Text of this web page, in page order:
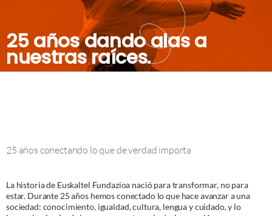
s
o
c
i
i
t
a
25 años dando alas a
nuestras raíces.
25 años conectando lo que de verdad importa
La historia de Euskaltel Fundazioa nació para transformar, no para
estar. Durante 25 años hemos conectado lo que hace avanzar a una
sociedad: conocimiento, igualdad, cultura, lengua y cuidado, y lo